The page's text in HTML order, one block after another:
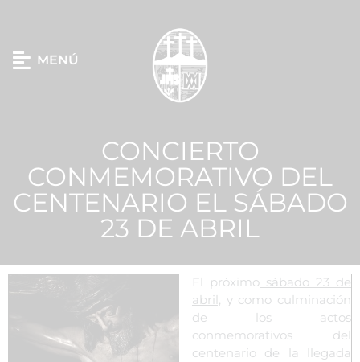
MENÚ
CONCIERTO
CONMEMORATIVO DEL
CENTENARIO EL SÁBADO
23 DE ABRIL
El próximo sábado 23 de
abril, y como culminación
de los actos
conmemorativos del
centenario de la llegada